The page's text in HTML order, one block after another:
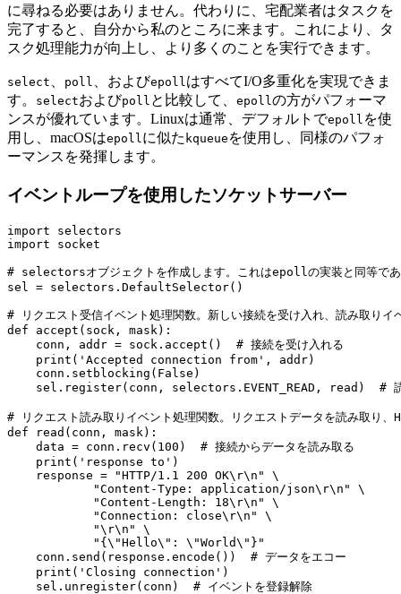
に尋ねる必要はありません。代わりに、宅配業者はタスクを
完了すると、自分から私のところに来ます。これにより、タ
スク処理能力が向上し、より多くのことを実行できます。
select 、 poll 、およびepollはすべてI/O多重化を実現できま
す。
selectおよびpoll と比較して、 epollの方がパフォーマ
ンスが優れています。Linuxは通常、デフォルトでepoll を使
用し、macOSはepollに似た kqueue を使用し、同様のパフォ
ーマンスを発揮します。
イベントループを使用したソケットサーバー
import selectors
import socket
# selectorsオブジェクトを作成します。これはepollの実装と同等で
sel = selectors.DefaultSelector()
# リクエスト受信イベント処理関数。新しい接続を受け入れ、読み取りイ
def accept(sock, mask):
    conn, addr = sock.accept()  # 接続を受け入れる
    print('Accepted connection from', addr)
    conn.setblocking(False)
sel.register(conn, selectors.EVENT_READ, read)  # 読
# リクエスト読み取りイベント処理関数。リクエストデータを読み取り、
def read(conn, mask):
    data = conn.recv(100)  # 接続からデータを読み取る
    print('response to')
    response = "HTTP/1.1 200 OK\r\n" \
            "Content-Type: application/json\r\n" \
            "Content-Length: 18\r\n" \
            "Connection: close\r\n" \
            "\r\n" \
            "{\"Hello\": \"World\"}"
    conn.send(response.encode())  # データをエコー
    print('Closing connection')
    sel.unregister(conn)  # イベントを登録解除